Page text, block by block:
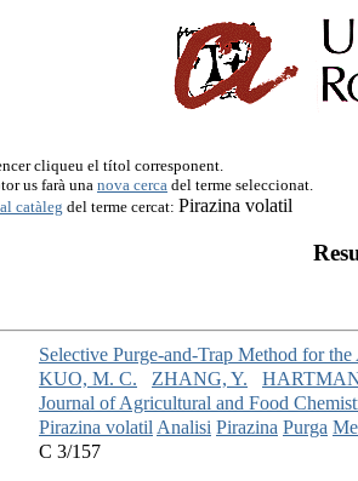
cliqueu el títol corresponent.
us farà una nova cerca del terme seleccionat.
catàleg del terme cercat: Pirazina volatil
Selective Purge-and-Trap Method for
KUO, M. C. ZHANG, Y.
Journal of Agricultural and Food
Pirazina volatilAnalisi Pirazina Purga
C 3/157